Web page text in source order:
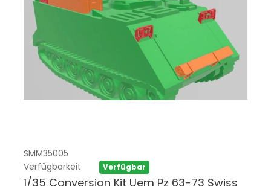
SMM35005
Verfügbarkeit
Verfügbar
1/35 Conversion Kit Uem Pz 63-73 Swiss